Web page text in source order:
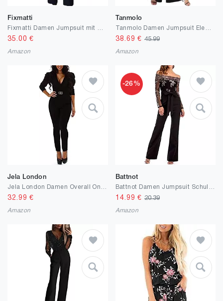
Fixmatti
35.00 €
Amazon
Tanmolo
38.69 € 45.99
Amazon
Jela London
32.99 €
Amazon
-26%
Battnot
14.99 € 20.39
Amazon